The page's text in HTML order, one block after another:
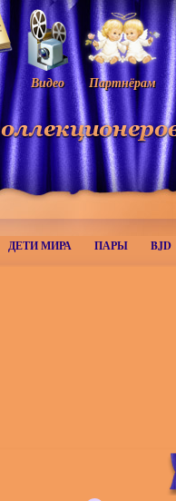
Видео Партнёрам
ДЕТИ МИРА ПАРЫ BJD